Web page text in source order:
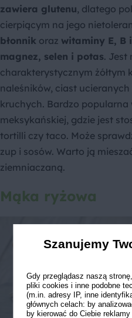
zawiera glutenu, dlatego
cierpiącym na jego
błonnik oraz witaminy E, B
magnez, selen i potas. Jest
charakterystycznym żółtym
naleśników, ciast
kruchych. Bardzo popularna
meksykańskiej, gdzie jest
tortilli czy taco. Może
zup i sosów. Warto ją
ziemniaczaną.
Mąka ryżowa
Szanujemy
Gdy przeglądasz naszą
pliki cookies i inne podobne
(m.in. adresy IP, inne
głównych celach: by
by kierować do Ciebie